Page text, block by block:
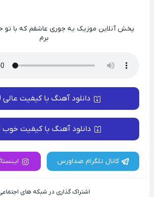
پخش آنلاین موزیک یه جوری عاشقم که با تو
برم
دانلود آهنگ با کیفیت عالی 320
دانلود آهنگ با کیفیت خوب 128
کانال تلگرام صداورس
اشتراک گذاری در شبکه های